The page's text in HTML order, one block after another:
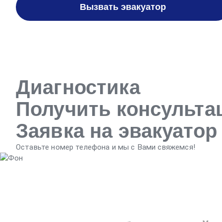
Вызвать эвакуатор
Диагностика
Получить
Заявка на эвакуатор
Оставьте номер телефона и мы с Вами свяжемся!